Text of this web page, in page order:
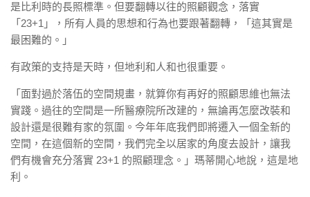
是比利時的長照標準。但要翻轉以往的照顧觀念，落實
「23+1」，所有人員的思想和行為也要跟著翻轉，「這其實是
最困難的。」
有政策的支持是天時，但地利和人和也很重要。
「面對過於落伍的空間規畫，就算你有再好的照顧思維也無法
實踐。過往的空間是一所醫療院所改建的，無論再怎麼改裝和
設計還是很難有家的氛圍。今年年底我們即將遷入一個全新的
空間，在這個新的空間，我們完全以居家的角度去設計，讓我
們有機會充分落實 23+1 的照顧理念。」瑪蒂開心地說，這是地
利。